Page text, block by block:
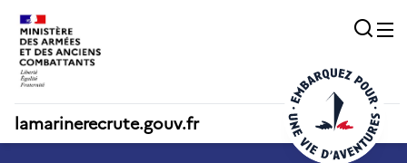
lamarinerecrute.gouv.fr